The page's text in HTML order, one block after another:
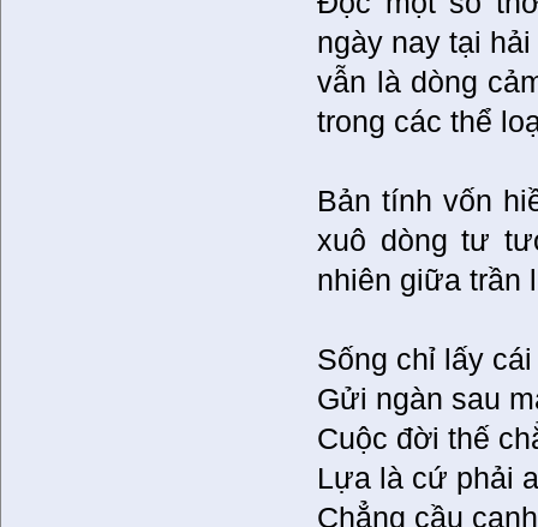
ngày nay tại
vẫn là dòng
trong các thể
Bản tính vốn
xuô dòng tư
nhiên giữa trần
Sống chỉ lấy
Gửi ngàn sau
Cuộc đời thế
Lựa là cứ phải
Chẳng cầu